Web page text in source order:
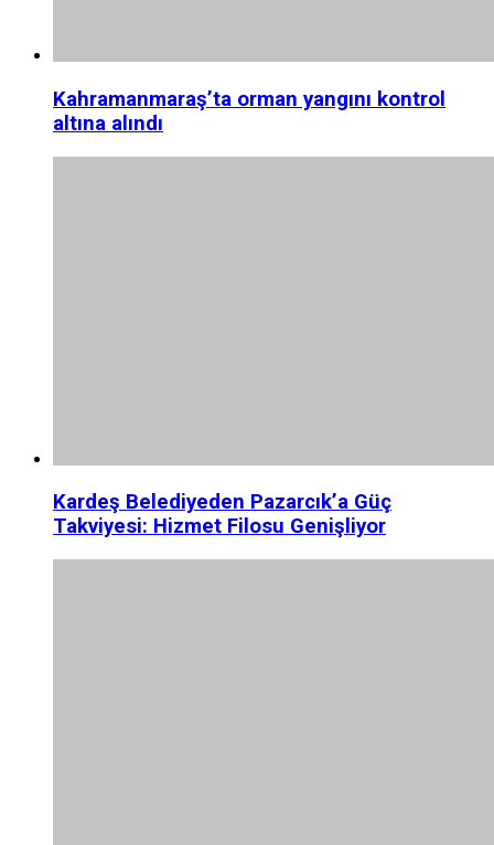
Kahramanmaraş’ta orman yangını kontrol
altına alındı
Kardeş Belediyeden Pazarcık’a Güç
Takviyesi: Hizmet Filosu Genişliyor